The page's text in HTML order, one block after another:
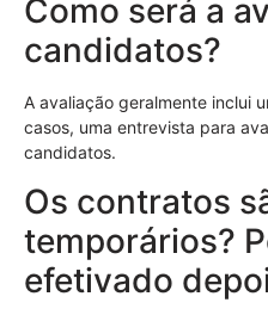
Como será a
candidatos?
A avaliação geralmente inclui
casos, uma entrevista para
candidatos.
Os contratos
temporários?
efetivado